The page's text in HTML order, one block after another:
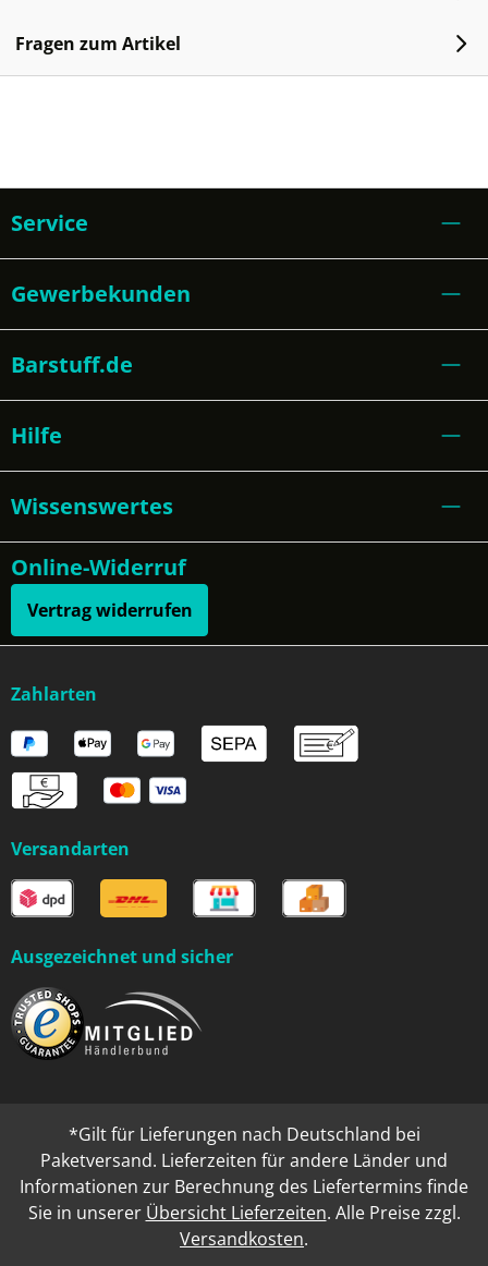
Fragen zum Artikel
Service
Gewerbekunden
Barstuff.de
Hilfe
Wissenswertes
Online-Widerruf
Vertrag widerrufen
Zahlarten
Versandarten
Ausgezeichnet und sicher
*Gilt für Lieferungen nach Deutschland bei
Paketversand. Lieferzeiten für andere Länder und
Informationen zur Berechnung des Liefertermins finde
Sie in unserer Übersicht Lieferzeiten. Alle Preise zzgl.
Versandkosten.